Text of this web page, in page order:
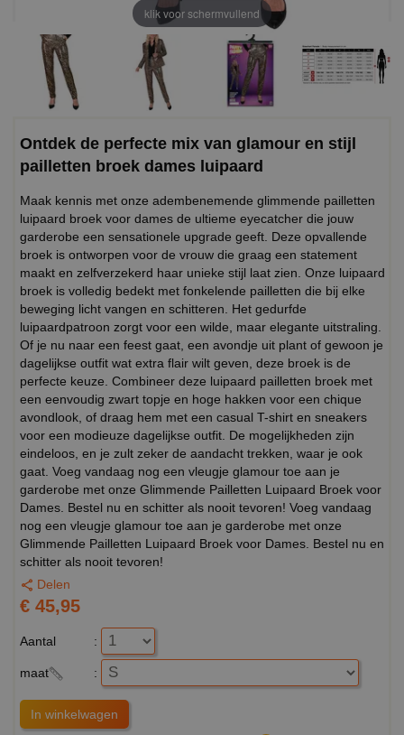
klik voor schermvullend
Ontdek de perfecte mix van glamour en stijl
pailletten broek dames luipaard
Maak kennis met onze adembenemende glimmende pailletten
luipaard broek voor dames de ultieme eyecatcher die jouw
garderobe een sensationele upgrade geeft. Deze opvallende
broek is ontworpen voor de vrouw die graag een statement
maakt en zelfverzekerd haar unieke stijl laat zien. Onze luipaard
broek is volledig bedekt met fonkelende pailletten die bij elke
beweging licht vangen en schitteren. Het gedurfde
luipaardpatroon zorgt voor een wilde, maar elegante uitstraling.
Of je nu naar een feest gaat, een avondje uit plant of gewoon je
dagelijkse outfit wat extra flair wilt geven, deze broek is de
perfecte keuze. Combineer deze luipaard pailletten broek met
een eenvoudig zwart topje en hoge hakken voor een chique
avondlook, of draag hem met een casual T-shirt en sneakers
voor een modieuze dagelijkse outfit. De mogelijkheden zijn
eindeloos, en je zult zeker de aandacht trekken, waar je ook
gaat. Voeg vandaag nog een vleugje glamour toe aan je
garderobe met onze Glimmende Pailletten Luipaard Broek voor
Dames. Bestel nu en schitter als nooit tevoren! Voeg vandaag
nog een vleugje glamour toe aan je garderobe met onze
Glimmende Pailletten Luipaard Broek voor Dames. Bestel nu en
schitter als nooit tevoren!
Delen
€ 45,95
Aantal :
maat :